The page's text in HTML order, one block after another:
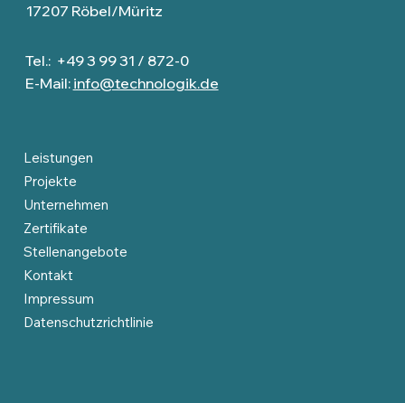
17207 Röbel/Müritz
Tel.: +49 3 99 31 / 872-0
E-Mail: info@technologik.de
Leistungen
Projekte
Unternehmen
Zertifikate
Stellenangebote
Kontakt
Impressum
Datenschutzrichtlinie